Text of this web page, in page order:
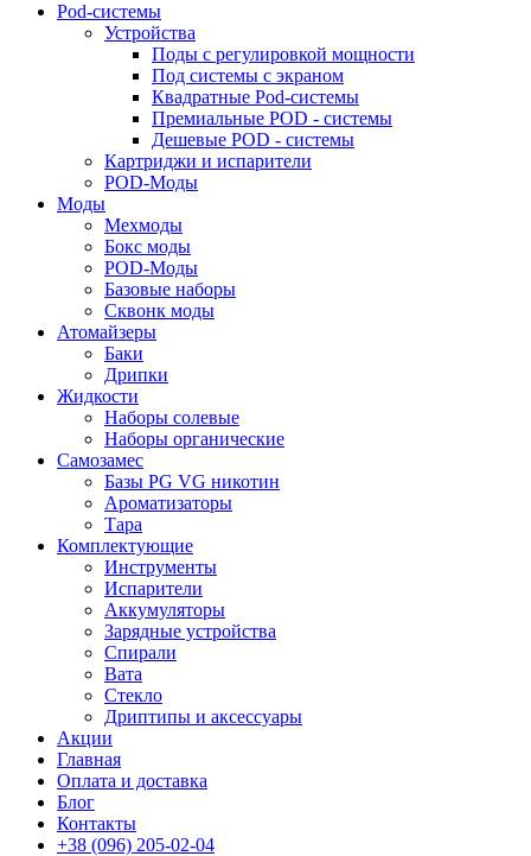
Pod-системы
Устройства
Поды с регулировкой мощности
Под системы с экраном
Квадратные Pod-системы
Премиальные POD - системы
Дешевые POD - системы
Картриджи и испарители
POD-Моды
Моды
Мехмоды
Бокс моды
POD-Моды
Базовые наборы
Сквонк моды
Атомайзеры
Баки
Дрипки
Жидкости
Наборы солевые
Наборы органические
Самозамес
Базы PG VG никотин
Ароматизаторы
Тара
Комплектующие
Инструменты
Испарители
Аккумуляторы
Зарядные устройства
Спирали
Вата
Стекло
Дриптипы и аксессуары
Акции
Главная
Оплата и доставка
Блог
Контакты
+38 (096) 205-02-04